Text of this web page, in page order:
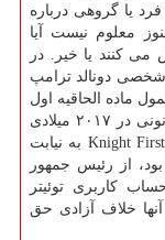
یا گروهی درباره
معلوم نیست آیا
كنند یا خیر. در
شخصی دونالد ترامپ
ماده الحاقیه اول
قانون اساسی آمریكا نمی گردد. این پرونده قانونی در ۲۰۱۷ میلادی
شروع شد. در آن زمان انستیستو Knight First Amendment به نیابت
بود، از رئیس جمهور
كاربری توئیتر
خلاف آزادی حق